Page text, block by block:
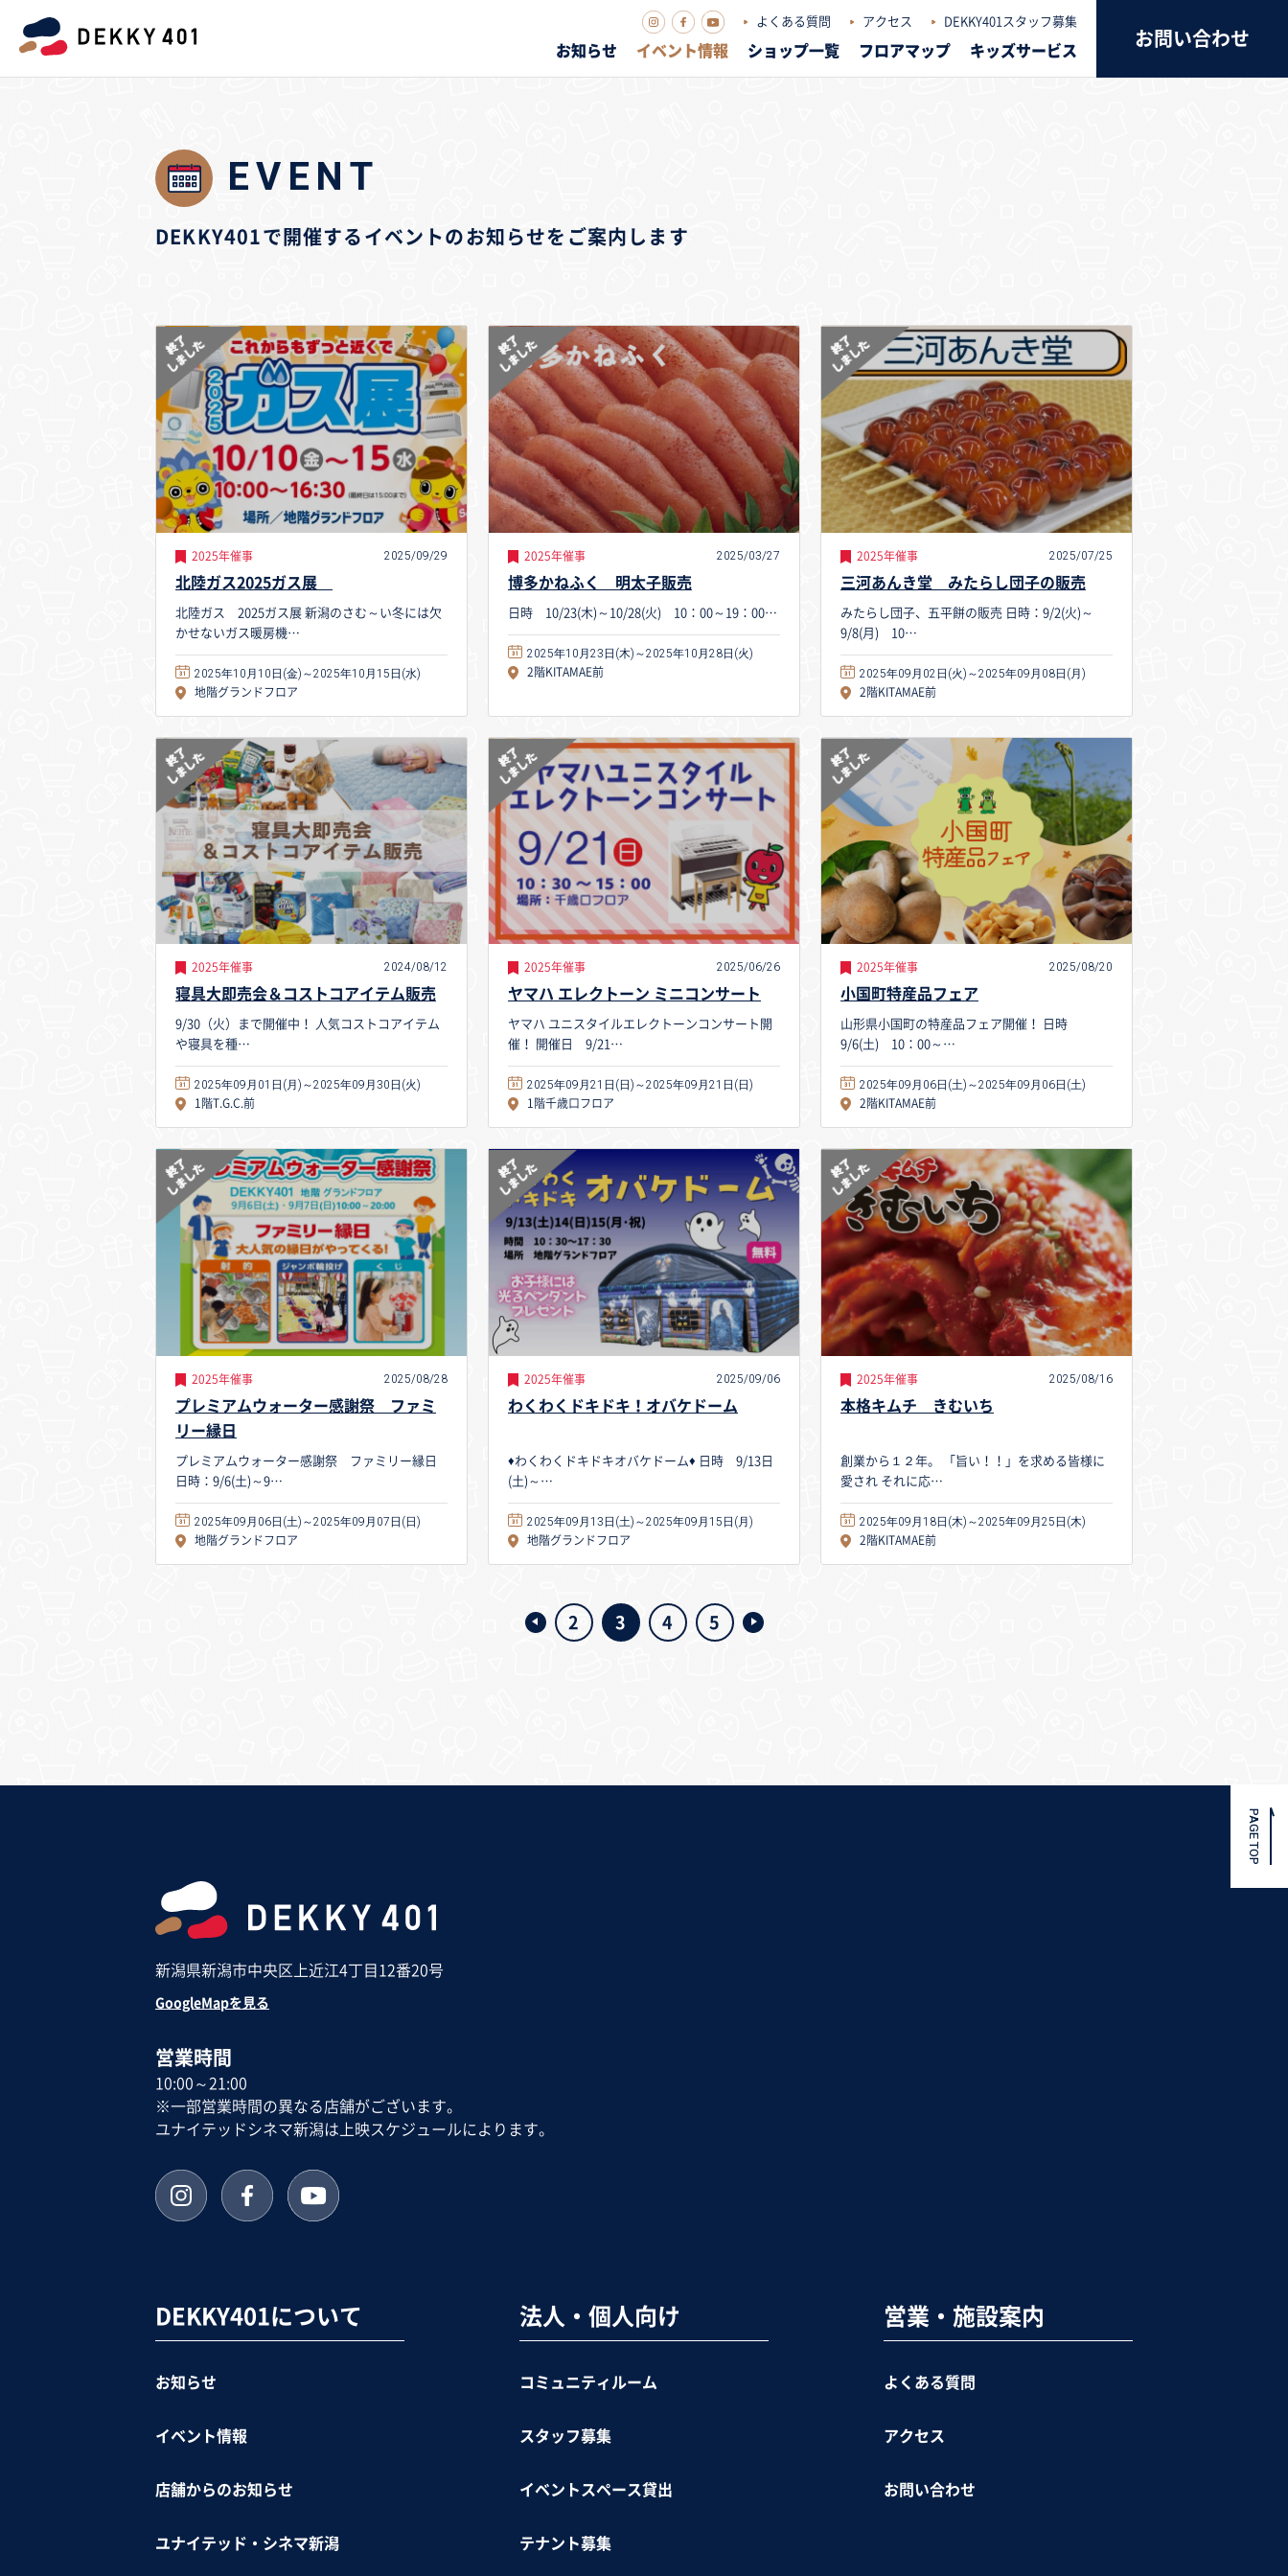
よくある質問 アクセス DEKKY401スタッフ募集
お知らせ イベント情報 ショップ一覧 フロアマップ キッズサービス
お問い合わせ
EVENT
DEKKY401で開催するイベントのお知らせをご案内します
2025年催事 2025/09/29
北陸ガス2025ガス展
北陸ガス 2025ガス展 新潟のさむ～い冬には欠
かせないガス暖房機…
2025年10月10日(金)～2025年10月15日(水)
地階グランドフロア
2025年催事 2025/03/27
博多かねふく 明太子販売
日時 10/23(木)～10/28(火) 10：00～19：00…
2025年10月23日(木)～2025年10月28日(火)
2階KITAMAE前
2025年催事 2025/07/25
三河あんき堂 みたらし団子の販売
みたらし団子、五平餅の販売 日時：9/2(火)～
9/8(月) 10…
2025年09月02日(火)～2025年09月08日(月)
2階KITAMAE前
2025年催事 2024/08/12
寝具大即売会＆コストコアイテム販売
9/30（火）まで開催中！ 人気コストコアイテム
や寝具を種…
2025年09月01日(月)～2025年09月30日(火)
1階T.G.C.前
2025年催事 2025/06/26
ヤマハ エレクトーン ミニコンサート
ヤマハ ユニスタイルエレクトーンコンサート開
催！ 開催日 9/21…
2025年09月21日(日)～2025年09月21日(日)
1階千歳口フロア
2025年催事 2025/08/20
小国町特産品フェア
山形県小国町の特産品フェア開催！ 日時
9/6(土) 10：00～…
2025年09月06日(土)～2025年09月06日(土)
2階KITAMAE前
2025年催事 2025/08/28
プレミアムウォーター感謝祭 ファミ
リー縁日
プレミアムウォーター感謝祭 ファミリー縁日
日時：9/6(土)～9…
2025年09月06日(土)～2025年09月07日(日)
地階グランドフロア
2025年催事 2025/09/06
わくわくドキドキ！オバケドーム
♦わくわくドキドキオバケドーム♦ 日時 9/13日
(土)～…
2025年09月13日(土)～2025年09月15日(月)
地階グランドフロア
2025年催事 2025/08/16
本格キムチ きむいち
創業から１２年。 「旨い！！」を求める皆様に
愛され それに応…
2025年09月18日(木)～2025年09月25日(木)
2階KITAMAE前
2 3 4 5
PAGE TOP
新潟県新潟市中央区上近江4丁目12番20号
GoogleMapを見る
営業時間
10:00～21:00
※一部営業時間の異なる店舗がございます。
ユナイテッドシネマ新潟は上映スケジュールによります。
DEKKY401について
お知らせ
イベント情報
店舗からのお知らせ
ユナイテッド・シネマ新潟
法人・個人向け
コミュニティルーム
スタッフ募集
イベントスペース貸出
テナント募集
営業・施設案内
よくある質問
アクセス
お問い合わせ